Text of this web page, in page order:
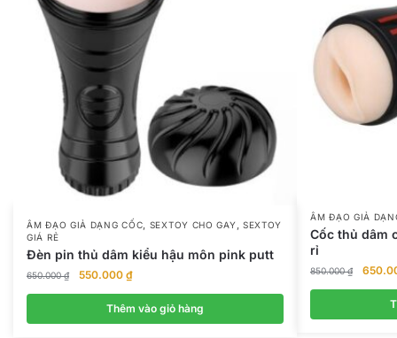
ÂM ĐẠO GIẢ DẠNG CỐC, SEXTOY CHO GAY , SEXTOY
GIÁ RẺ
Đèn pin thủ dâm kiểu hậu môn pink putt
650.000₫
Giá
gốc
650.000 ₫.
550.000 ₫Giá
hiện
tại
là:
Thêm vào giỏ hàng
ÂM ĐẠO GIẢ
Cốc thủ dâm
rỉ
850.000₫
Giá